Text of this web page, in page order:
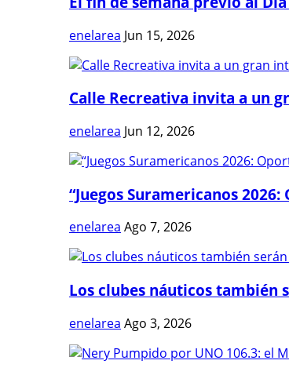
enelarea Jun 15, 2026
Calle Recreativa invita a un
enelarea Jun 12, 2026
“Juegos Suramericanos
enelarea Ago 7, 2026
Los clubes náuticos también
enelarea Ago 3, 2026